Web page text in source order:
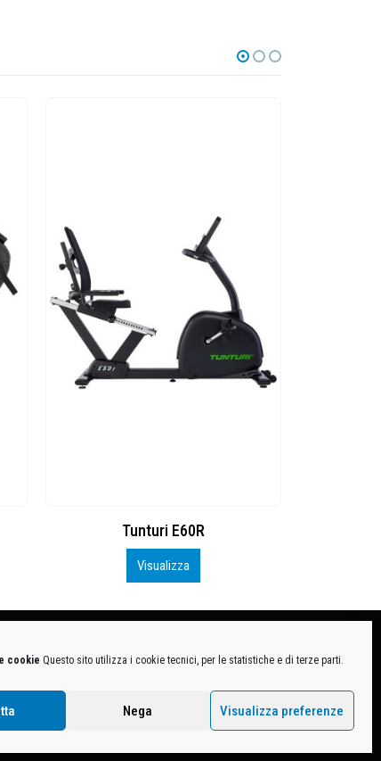
cookie Questo sito utilizza i cookie tecnici, per le statistiche e di terze parti.
Nega Visualizza preferenze
Tunturi E60R
Visualizza
- P.IVA. 11005760159 - Direzione e coordinamento art. 2497 C.C. DECATHLON SA,